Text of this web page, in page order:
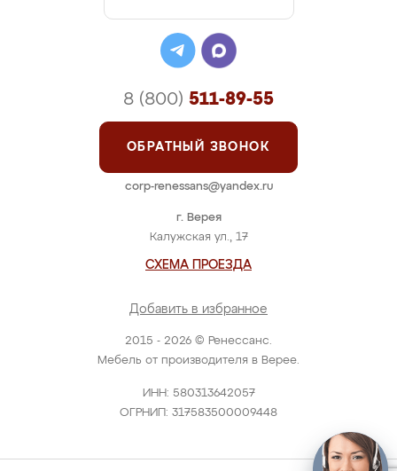
2015 - 2026 © Ренессанс.
Мебель от производителя в Верее.
ИНН: 580313642057
ОГРНИП: 317583500009448
г. Верея
Калужская ул., 17
СХЕМА ПРОЕЗДА
Добавить в избранное
8 (800) 511-89-55
ОБРАТНЫЙ ЗВОНОК
corp-renessans@yandex.ru